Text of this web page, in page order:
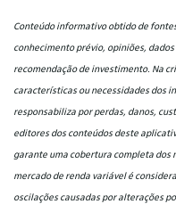
Conteúdo informativo obtido de
conhecimento prévio, opiniões,
recomendação de investimento. Na
características ou necessidades dos
responsabiliza por perdas, danos,
editores dos conteúdos deste
garante uma cobertura completa dos
mercado de renda variável é
oscilações causadas por alterações